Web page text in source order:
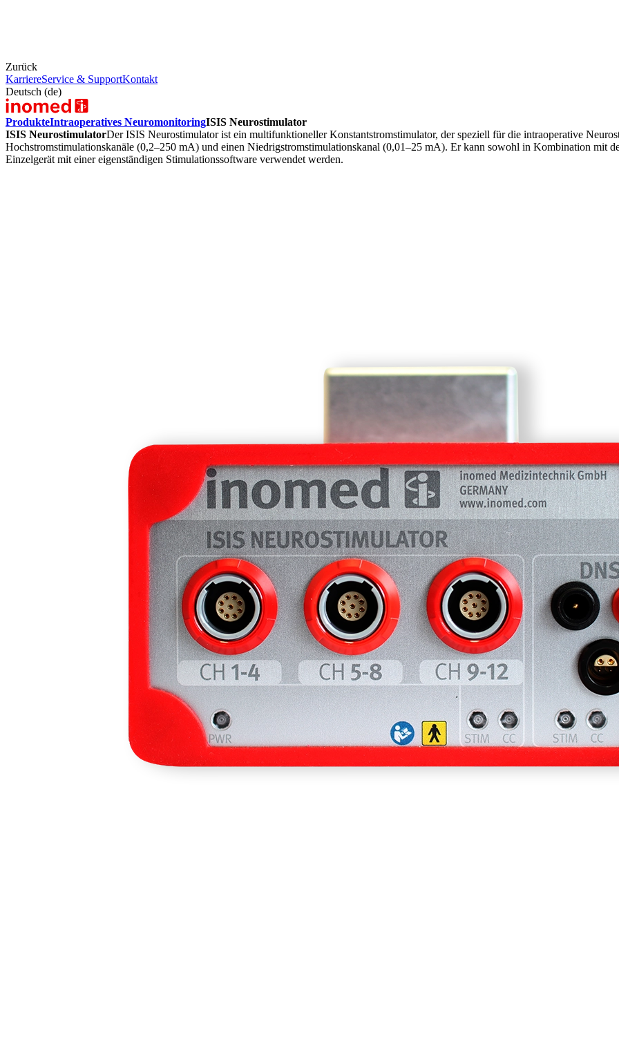
Zurück
KarriereService & SupportKontakt
Deutsch (de)
ProdukteIntraoperatives NeuromonitoringISIS Neurostimulator
ISIS NeurostimulatorDer ISIS Neurostimulator ist ein multifunktioneller Konstantstromstimulator, der speziell für die intra­operative
Hochstromstimulationskanäle (0,2–250 mA) und einen Niedrigstromstimulationskanal (0,01–25 mA). Er kann sowohl in Kombination mit
Einzelgerät mit einer eigenständigen Stimulationssoftware verwendet werden.